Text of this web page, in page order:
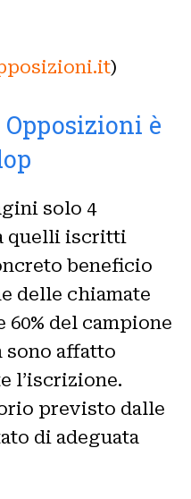
)
è
solo 4
quelli iscritti
beneficio
delle chiamate
del campione
sono affatto
l’iscrizione.
previsto dalle
di adeguata